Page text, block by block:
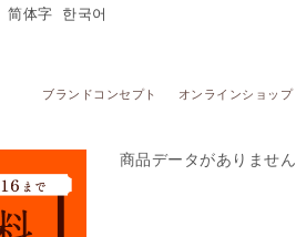
简体字 한국어
ブランドコンセプト オンラインショップ
ア
ュ
ブルデニッシュ個包装
商品データがありません